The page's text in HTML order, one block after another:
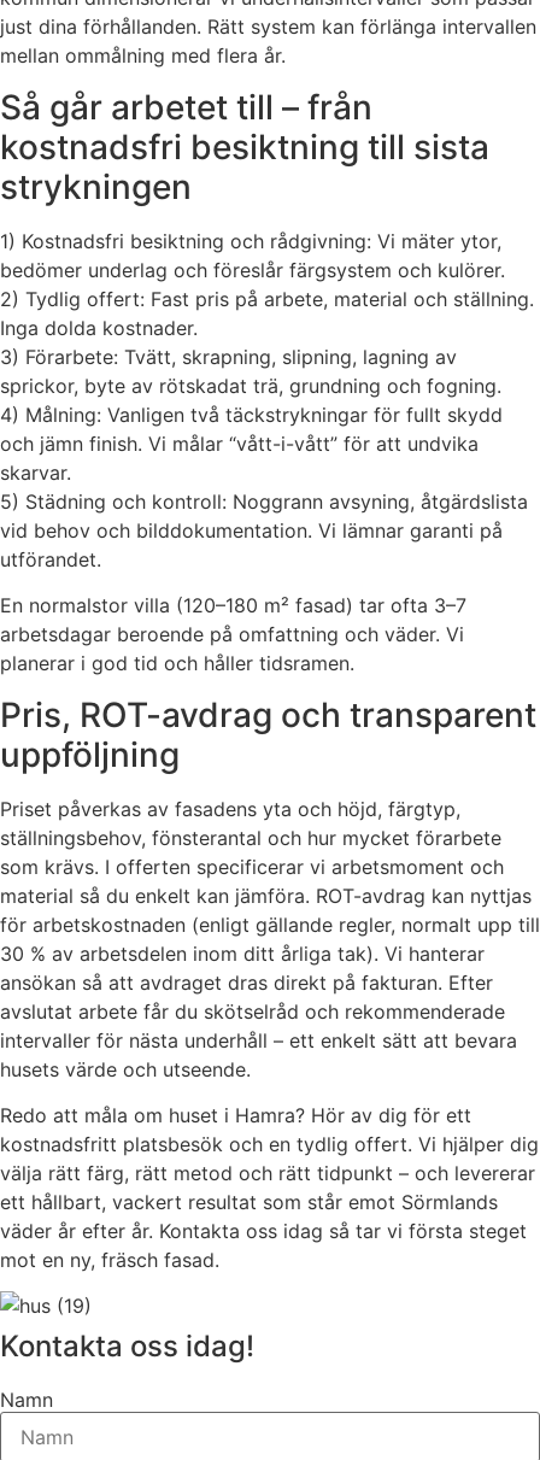
just dina förhållanden. Rätt system kan förlänga intervallen
mellan ommålning med flera år.
Så går arbetet till – från
kostnadsfri besiktning till sista
strykningen
1) Kostnadsfri besiktning och rådgivning: Vi mäter ytor,
bedömer underlag och föreslår färgsystem och kulörer.
2) Tydlig offert: Fast pris på arbete, material och ställning.
Inga dolda kostnader.
3) Förarbete: Tvätt, skrapning, slipning, lagning av
sprickor, byte av rötskadat trä, grundning och fogning.
4) Målning: Vanligen två täckstrykningar för fullt skydd
och jämn finish. Vi målar “vått-i-vått” för att undvika
skarvar.
5) Städning och kontroll: Noggrann avsyning, åtgärdslista
vid behov och bilddokumentation. Vi lämnar garanti på
utförandet.
En normalstor villa (120–180 m² fasad) tar ofta 3–7
arbetsdagar beroende på omfattning och väder. Vi
planerar i god tid och håller tidsramen.
Pris, ROT-avdrag och transparent
uppföljning
Priset påverkas av fasadens yta och höjd, färgtyp,
ställningsbehov, fönsterantal och hur mycket förarbete
som krävs. I offerten specificerar vi arbetsmoment och
material så du enkelt kan jämföra. ROT-avdrag kan nyttjas
för arbetskostnaden (enligt gällande regler, normalt upp till
30 % av arbetsdelen inom ditt årliga tak). Vi hanterar
ansökan så att avdraget dras direkt på fakturan. Efter
avslutat arbete får du skötselråd och rekommenderade
intervaller för nästa underhåll – ett enkelt sätt att bevara
husets värde och utseende.
Redo att måla om huset i Hamra? Hör av dig för ett
kostnadsfritt platsbesök och en tydlig offert. Vi hjälper dig
välja rätt färg, rätt metod och rätt tidpunkt – och levererar
ett hållbart, vackert resultat som står emot Sörmlands
väder år efter år. Kontakta oss idag så tar vi första steget
mot en ny, fräsch fasad.
Kontakta oss idag!
Namn